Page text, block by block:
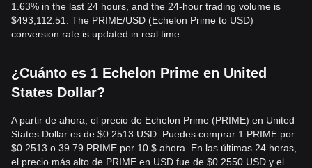
1.63% in the last 24 hours, and the 24-hour trading volume is
$493,112.51. The PRIME/USD (Echelon Prime to USD)
conversion rate is updated in real time.
¿Cuánto es 1 Echelon Prime en United
States Dollar?
A partir de ahora, el precio de Echelon Prime (PRIME) en United
States Dollar es de $0.2513 USD. Puedes comprar 1 PRIME por
$0.2513 o 39.79 PRIME por 10 $ ahora. En las últimas 24 horas,
el precio más alto de PRIME en USD fue de $0.2550 USD y el